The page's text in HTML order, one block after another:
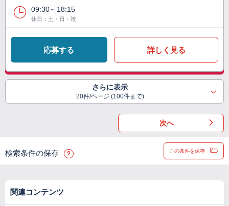
09:30～18:15
休日：土・日・祝
応募する 詳しく見る
さらに表示
20件/ページ (100件まで)
次へ
検索条件の保存 この条件を保存
関連コンテンツ